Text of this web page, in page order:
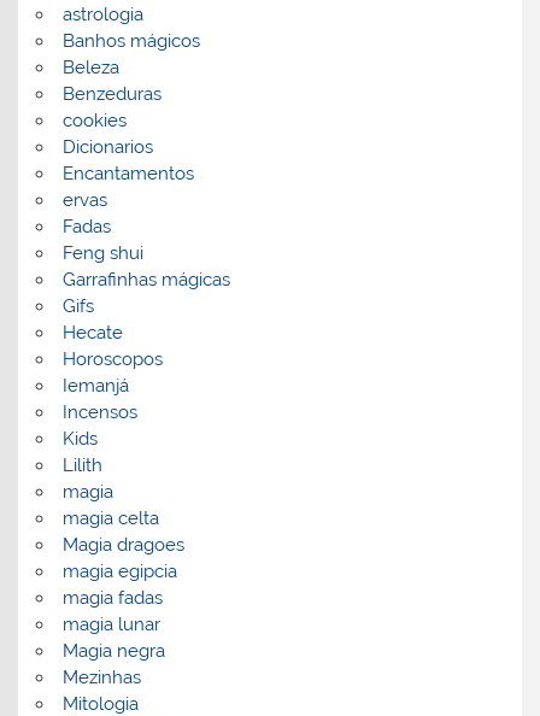
astrologia
Banhos mágicos
Beleza
Benzeduras
cookies
Dicionarios
Encantamentos
ervas
Fadas
Feng shui
Garrafinhas mágicas
Gifs
Hecate
Horoscopos
Iemanjá
Incensos
Kids
Lilith
magia
magia celta
Magia dragoes
magia egipcia
magia fadas
magia lunar
Magia negra
Mezinhas
Mitologia